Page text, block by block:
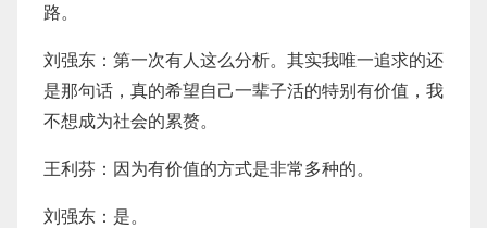
路。
刘强东：第一次有人这么分析。其实我唯一追求的还
是那句话，真的希望自己一辈子活的特别有价值，我
不想成为社会的累赘。
王利芬：因为有价值的方式是非常多种的。
刘强东：是。